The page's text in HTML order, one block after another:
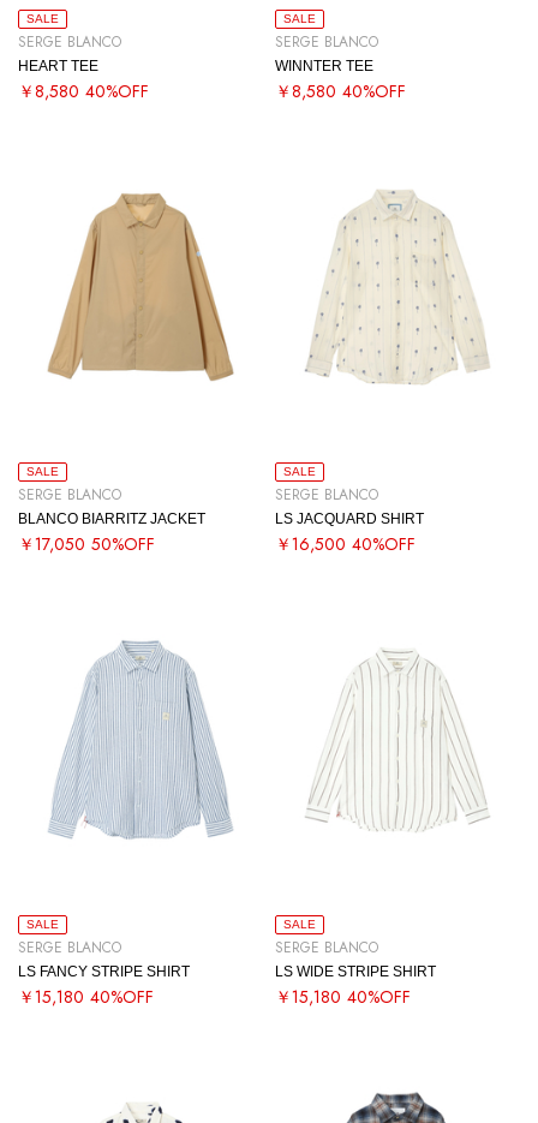
SALE
SERGE BLANCO
HEART TEE
￥8,580 40%OFF
SALE
SERGE BLANCO
WINNTER TEE
￥8,580 40%OFF
SALE
SERGE BLANCO
BLANCO BIARRITZ JACKET
￥17,050 50%OFF
SALE
SERGE BLANCO
LS JACQUARD SHIRT
￥16,500 40%OFF
SALE
SERGE BLANCO
LS FANCY STRIPE SHIRT
￥15,180 40%OFF
SALE
SERGE BLANCO
LS WIDE STRIPE SHIRT
￥15,180 40%OFF